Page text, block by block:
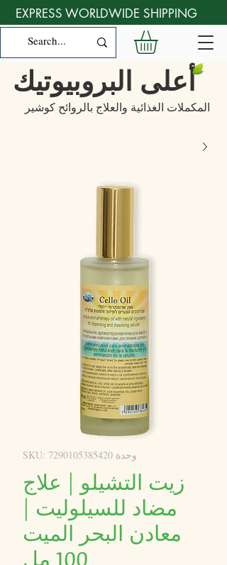
أعلى البروبيوتيك
المكملات الغذائية والعلاج بالروائح كوشير
EXPRESS WORLDWIDE SHIPPING
وحدة SKU: 7290105385420
زيت التشيلو | علاج
مضاد للسيلوليت |
معادن البحر الميت
100 مل